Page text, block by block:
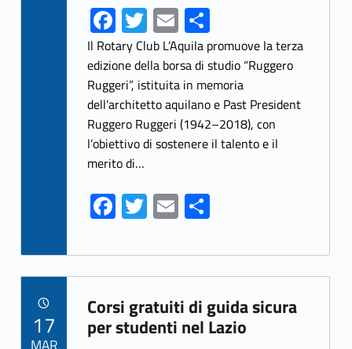
Fa
ce
b
o
o
k
T
w
itt
er
E
m
ai
l
S
h
ar
e
Il Rotary Club L’Aquila promuove la terza
edizione della borsa di studio “Ruggero
Ruggeri”, istituita in memoria
dell’architetto aquilano e Past President
Ruggero Ruggeri (1942–2018), con
l’obiettivo di sostenere il talento e il
merito di…
Fa
ce
b
o
o
k
T
w
itt
er
E
m
ai
l
S
h
ar
e
Link identifier archive #link-archive-74351
Corsi gratuiti di guida sicura
per studenti nel Lazio
17
MAR